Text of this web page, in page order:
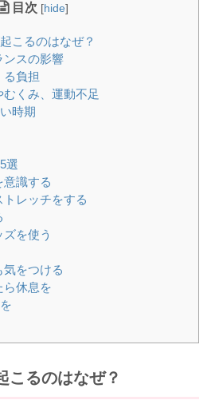
目次 [hide]
こるのはなぜ？
ンスの影響
負担
くみ、運動不足
時期
選
意識する
レッチをする
を使う
をつける
休息を
こるのはなぜ？